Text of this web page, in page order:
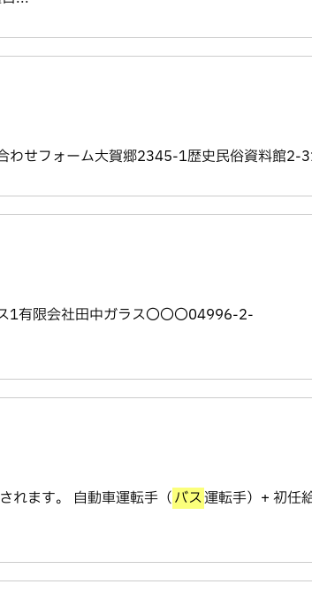
せフォーム大賀郷2345-1歴史民俗資料館2-
1有限会社田中ガラス〇〇〇04996-2-
れます。 自動車運転手（バス運転手）+ 初任